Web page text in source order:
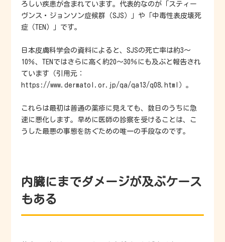
ろしい疾患が含まれています。代表的なのが「スティー
ヴンス・ジョンソン症候群（SJS）」や「中毒性表皮壊死
症（TEN）」です。
日本皮膚科学会の資料によると、SJSの死亡率は約3〜
10％、TENではさらに高く約20〜30％にも及ぶと報告され
ています（引用元：
https://www.dermatol.or.jp/qa/qa13/q08.html）。
これらは最初は普通の薬疹に見えても、数日のうちに急
速に悪化します。早めに医師の診察を受けることは、こ
うした最悪の事態を防ぐための唯一の手段なのです。
内臓にまでダメージが及ぶケース
もある